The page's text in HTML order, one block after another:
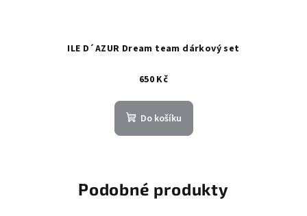
ILE D´AZUR Dream team dárkový set
650 Kč
Do košíku
Podobné produkty